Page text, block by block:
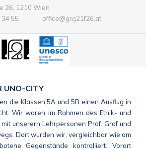
26, 1210 Wien
34 55
office@grg21f26.at
UNO-CITY
die Klassen 5A und 5B einen Ausflug in
Wir waren im Rahmen des Ethik- und
unserern Lehrpersonen Prof. Graf und
Dort wurden wir, vergleichbar wie am
Gegenstände kontrolliert. Vorort